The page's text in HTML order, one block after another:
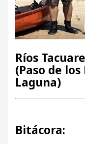
Ríos
(Paso de
Laguna)
Bitácora: